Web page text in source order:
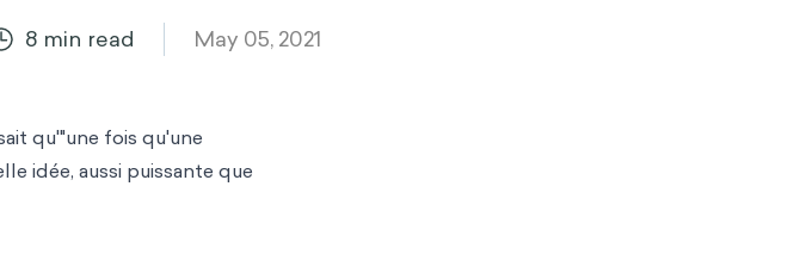
8 min read May 05, 2021
qu'"une fois qu'une
idée, aussi puissante que